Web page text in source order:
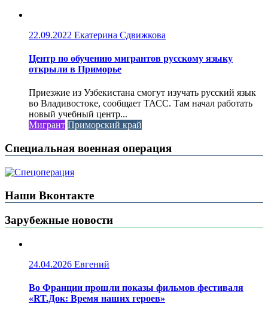
22.09.2022 Екатерина Сдвижкова
Центр по обучению мигрантов русскому языку
открыли в Приморье
Приезжие из Узбекистана смогут изучать русский язык
во Владивостоке, сообщает ТАСС. Там начал работать
новый учебный центр...
Мигрант Приморский край
Специальная военная операция
Наши Вконтакте
Зарубежные новости
24.04.2026 Евгений
Во Франции прошли показы фильмов фестиваля
«RT.Док: Время наших героев»